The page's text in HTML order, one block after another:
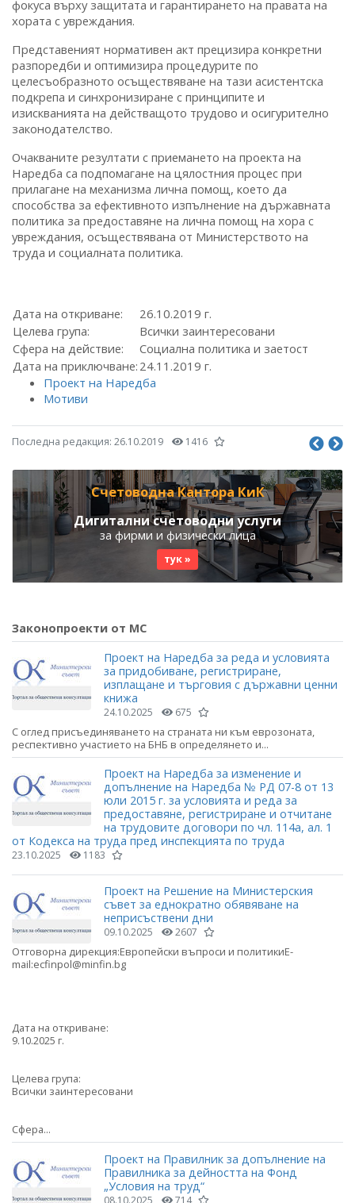
фокуса върху защитата и гарантирането на правата на
хората с увреждания.
Представеният нормативен акт прецизира конкретни
разпоредби и оптимизира процедурите по
целесъобразното осъществяване на тази асистентска
подкрепа и синхронизиране с принципите и
изискванията на действащото трудово и осигурително
законодателство.
Очакваните резултати с приемането на проекта на
Наредба са подпомагане на цялостния процес при
прилагане на механизма лична помощ, което да
способства за ефективното изпълнение на държавната
политика за предоставяне на лична помощ на хора с
увреждания, осъществявана от Министерството на
труда и социалната политика.
Дата на откриване:
26.10.2019 г.
Целева група:
Всички заинтересовани
Сфера на действие:
Социална политика и заетост
Дата на приключване: 24.11.2019 г.
Проект на Наредба
Мотиви
Последна редакция: 26.10.2019 1416
Счетоводна Кантора КиК
Дигитални счетоводни услуги
за фирми и физически лица
тук »
Законопроекти от МС
Проект на Наредба за реда и условията
за придобиване, регистриране,
изплащане и търговия с държавни ценни
книжа
24.10.2025 675
С оглед присъединяването на страната ни към еврозоната,
респективно участието на БНБ в определянето и...
Проект на Наредба за изменение и
допълнение на Наредба № РД 07-8 от 13
юли 2015 г. за условията и реда за
предоставяне, регистриране и отчитане
на трудовите договори по чл. 114а, ал. 1
от Кодекса на труда пред инспекцията по труда
23.10.2025 1183
Проект на Решение на Министерския
съвет за еднократно обявяване на
неприсъствени дни
09.10.2025 2607
Отговорна дирекция:Европейски въпроси и политикиE-
mail:ecfinpol@minfin.bg
Дата на откриване:
9.10.2025 г.
Целева група:
Всички заинтересовани
Сфера...
Проект на Правилник за допълнение на
Правилника за дейността на Фонд
„Условия на труд“
08.10.2025 714